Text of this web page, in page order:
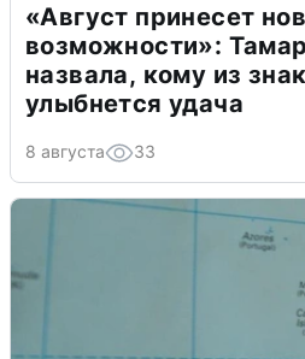
«Август принесет
возможности»:
назвала, кому из
улыбнется удача
8 августа 33